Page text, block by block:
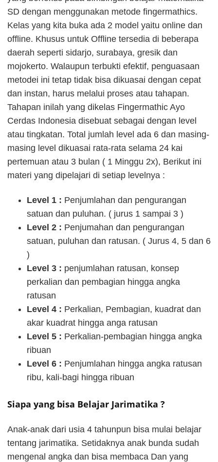
SD dengan menggunakan metode fingermathics.
Kelas yang kita buka ada 2 model yaitu online dan
offline. Khusus untuk Offline tersedia di beberapa
daerah seperti sidarjo, surabaya, gresik dan
mojokerto. Walaupun terbukti efektif, penguasaan
metodei ini tetap tidak bisa dikuasai dengan cepat
dan instan, harus melalui proses atau tahapan.
Tahapan inilah yang dikelas Fingermathic Ayo
Cerdas Indonesia disebuat sebagai dengan level
atau tingkatan. Total jumlah level ada 6 dan masing-
masing level dikuasai rata-rata selama 24 kai
pertemuan atau 3 bulan ( 1 Minggu 2x), Berikut ini
materi yang dipelajari di setiap levelnya :
Level 1 : Penjumlahan dan pengurangan
satuan dan puluhan. ( jurus 1 sampai 3 )
Level 2 : Penjumahan dan pengurangan
satuan, puluhan dan ratusan. ( Jurus 4, 5 dan 6
)
Level 3 : penjumlahan ratusan, konsep
perkalian dan pembagian hingga angka
ratusan
Level 4 : Perkalian, Pembagian, kuadrat dan
akar kuadrat hingga anga ratusan
Level 5 : Perkalian-pembagian hingga angka
ribuan
Level 6 : Penjumlahan hingga angka ratusan
ribu, kali-bagi hingga ribuan
Siapa yang bisa Belajar Jarimatika ?
Anak-anak dari usia 4 tahunpun bisa mulai belajar
tentang jarimatika. Setidaknya anak bunda sudah
mengenal angka dan bisa membaca Dan yang